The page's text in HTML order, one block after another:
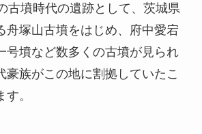
古墳時代の遺跡として、茨城県
舟塚山古墳をはじめ、府中愛宕
号墳など数多くの古墳が見られ
豪族がこの地に割拠していたこ
。